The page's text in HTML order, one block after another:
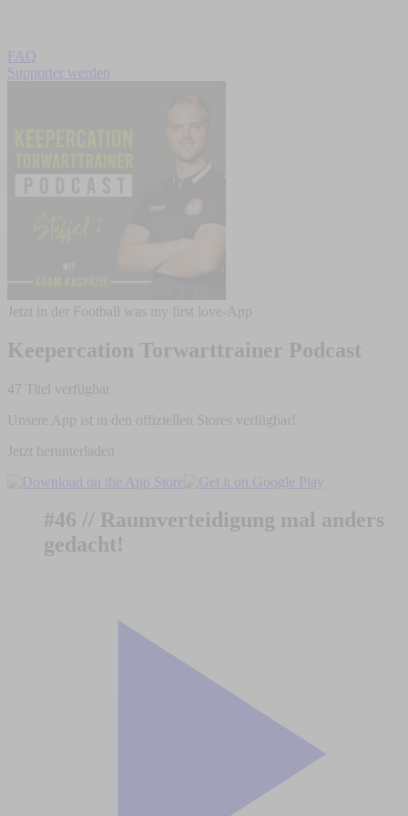
FAQ
Supporter werden
Jetzt in der Football was my first love-App
Keepercation Torwarttrainer Podcast
47 Titel verfügbar
Unsere App ist in den offiziellen Stores verfügbar!
Jetzt herunterladen
#46 // Raumverteidigung mal anders
gedacht!